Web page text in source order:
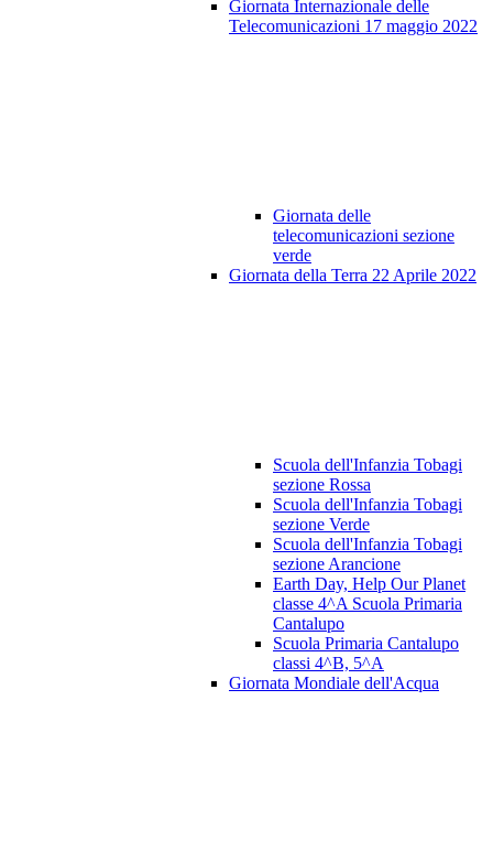
Giornata Internazionale delle
Telecomunicazioni 17 maggio 2022
Giornata delle
telecomunicazioni sezione
verde
Giornata della Terra 22 Aprile 2022
Scuola dell'Infanzia Tobagi
sezione Rossa
Scuola dell'Infanzia Tobagi
sezione Verde
Scuola dell'Infanzia Tobagi
sezione Arancione
Earth Day, Help Our Planet
classe 4^A Scuola Primaria
Cantalupo
Scuola Primaria Cantalupo
classi 4^B, 5^A
Giornata Mondiale dell'Acqua